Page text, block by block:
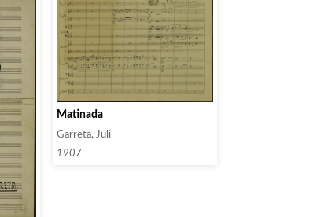
Matinada
Garreta, Juli
1907